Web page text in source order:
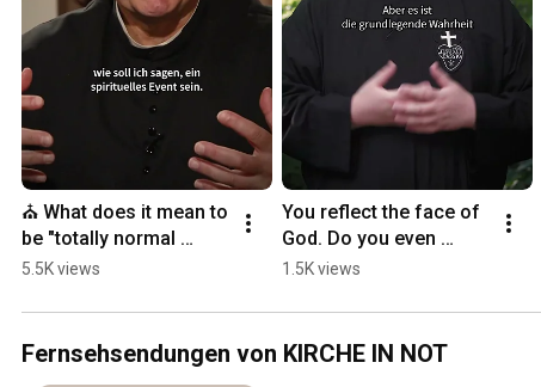
⛪ What does it mean to
be "totally normal
Catholic"? | Father Karl
5.5K views
You reflect the face of
God. Do you even
realize that?
1.5K views
Fernsehsendungen von KIRCHE IN NOT